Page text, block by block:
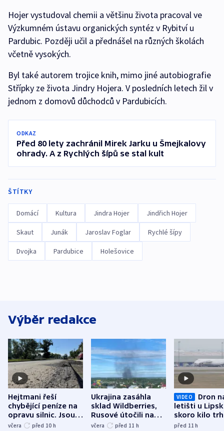
Hojer vystudoval chemii a většinu života pracoval ve
Výzkumném ústavu organických syntéz v Rybitví u
Pardubic. Později učil a přednášel na různých školách
včetně vysokých.
Byl také autorem trojice knih, mimo jiné autobiografie
Střípky ze života Jindry Hojera. V posledních letech žil v
jednom z domovů důchodců v Pardubicích.
ODKAZ
Před 80 lety zachránil Mirek Jarku u Šmejkalovy
ohrady. A z Rychlých šípů se stal kult
ŠTÍTKY
Domácí Kultura Jindra Hojer Jindřich Hojer
Skaut Junák Jaroslav Foglar Rychlé šípy
Dvojka Pardubice Holešovice
Výběr redakce
Hejtmani řeší
chybějící peníze na
opravu silnic. Jsou
nenárokové, namítá
včera před 10 h
Ukrajina zasáhla
sklad Wildberries,
Rusové útočili na
trh, hasiče či
včera před 11 h
VIDEO
Dron
letišti u
skoro kilo
indicie
před 11h